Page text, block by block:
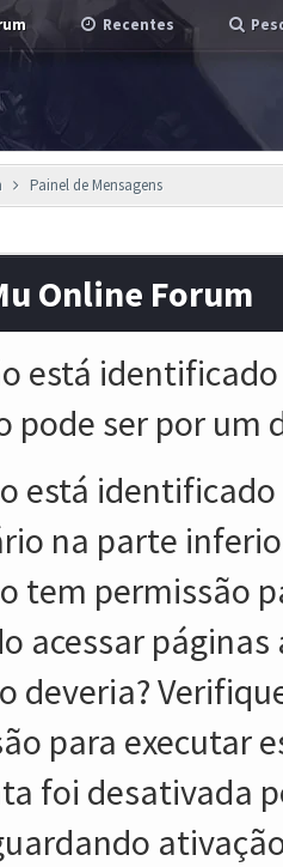
Recentes
Painel de Mensagens
Online Forum
está
pode ser por um
está
na parte
tem permissão
acessar
deveria?
para executar
foi desativada